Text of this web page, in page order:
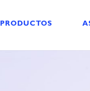
PRODUCTOS